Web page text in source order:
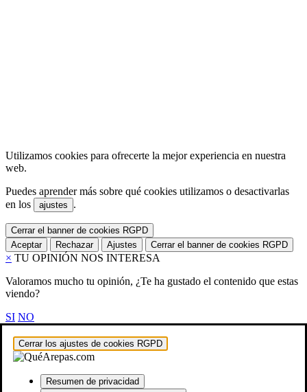
Utilizamos cookies para ofrecerte la mejor experiencia en nuestra
web.
Puedes aprender más sobre qué cookies utilizamos o desactivarlas
en los
ajustes .
Cerrar el banner de cookies RGPD
Aceptar
Rechazar Ajustes Cerrar el banner de cookies RGPD
× TU OPINIÓN NOS INTERESA
Valoramos mucho tu opinión, ¿Te ha gustado el contenido que estas
viendo?
SI NO
Cerrar los ajustes de cookies RGPD
Resumen de privacidad